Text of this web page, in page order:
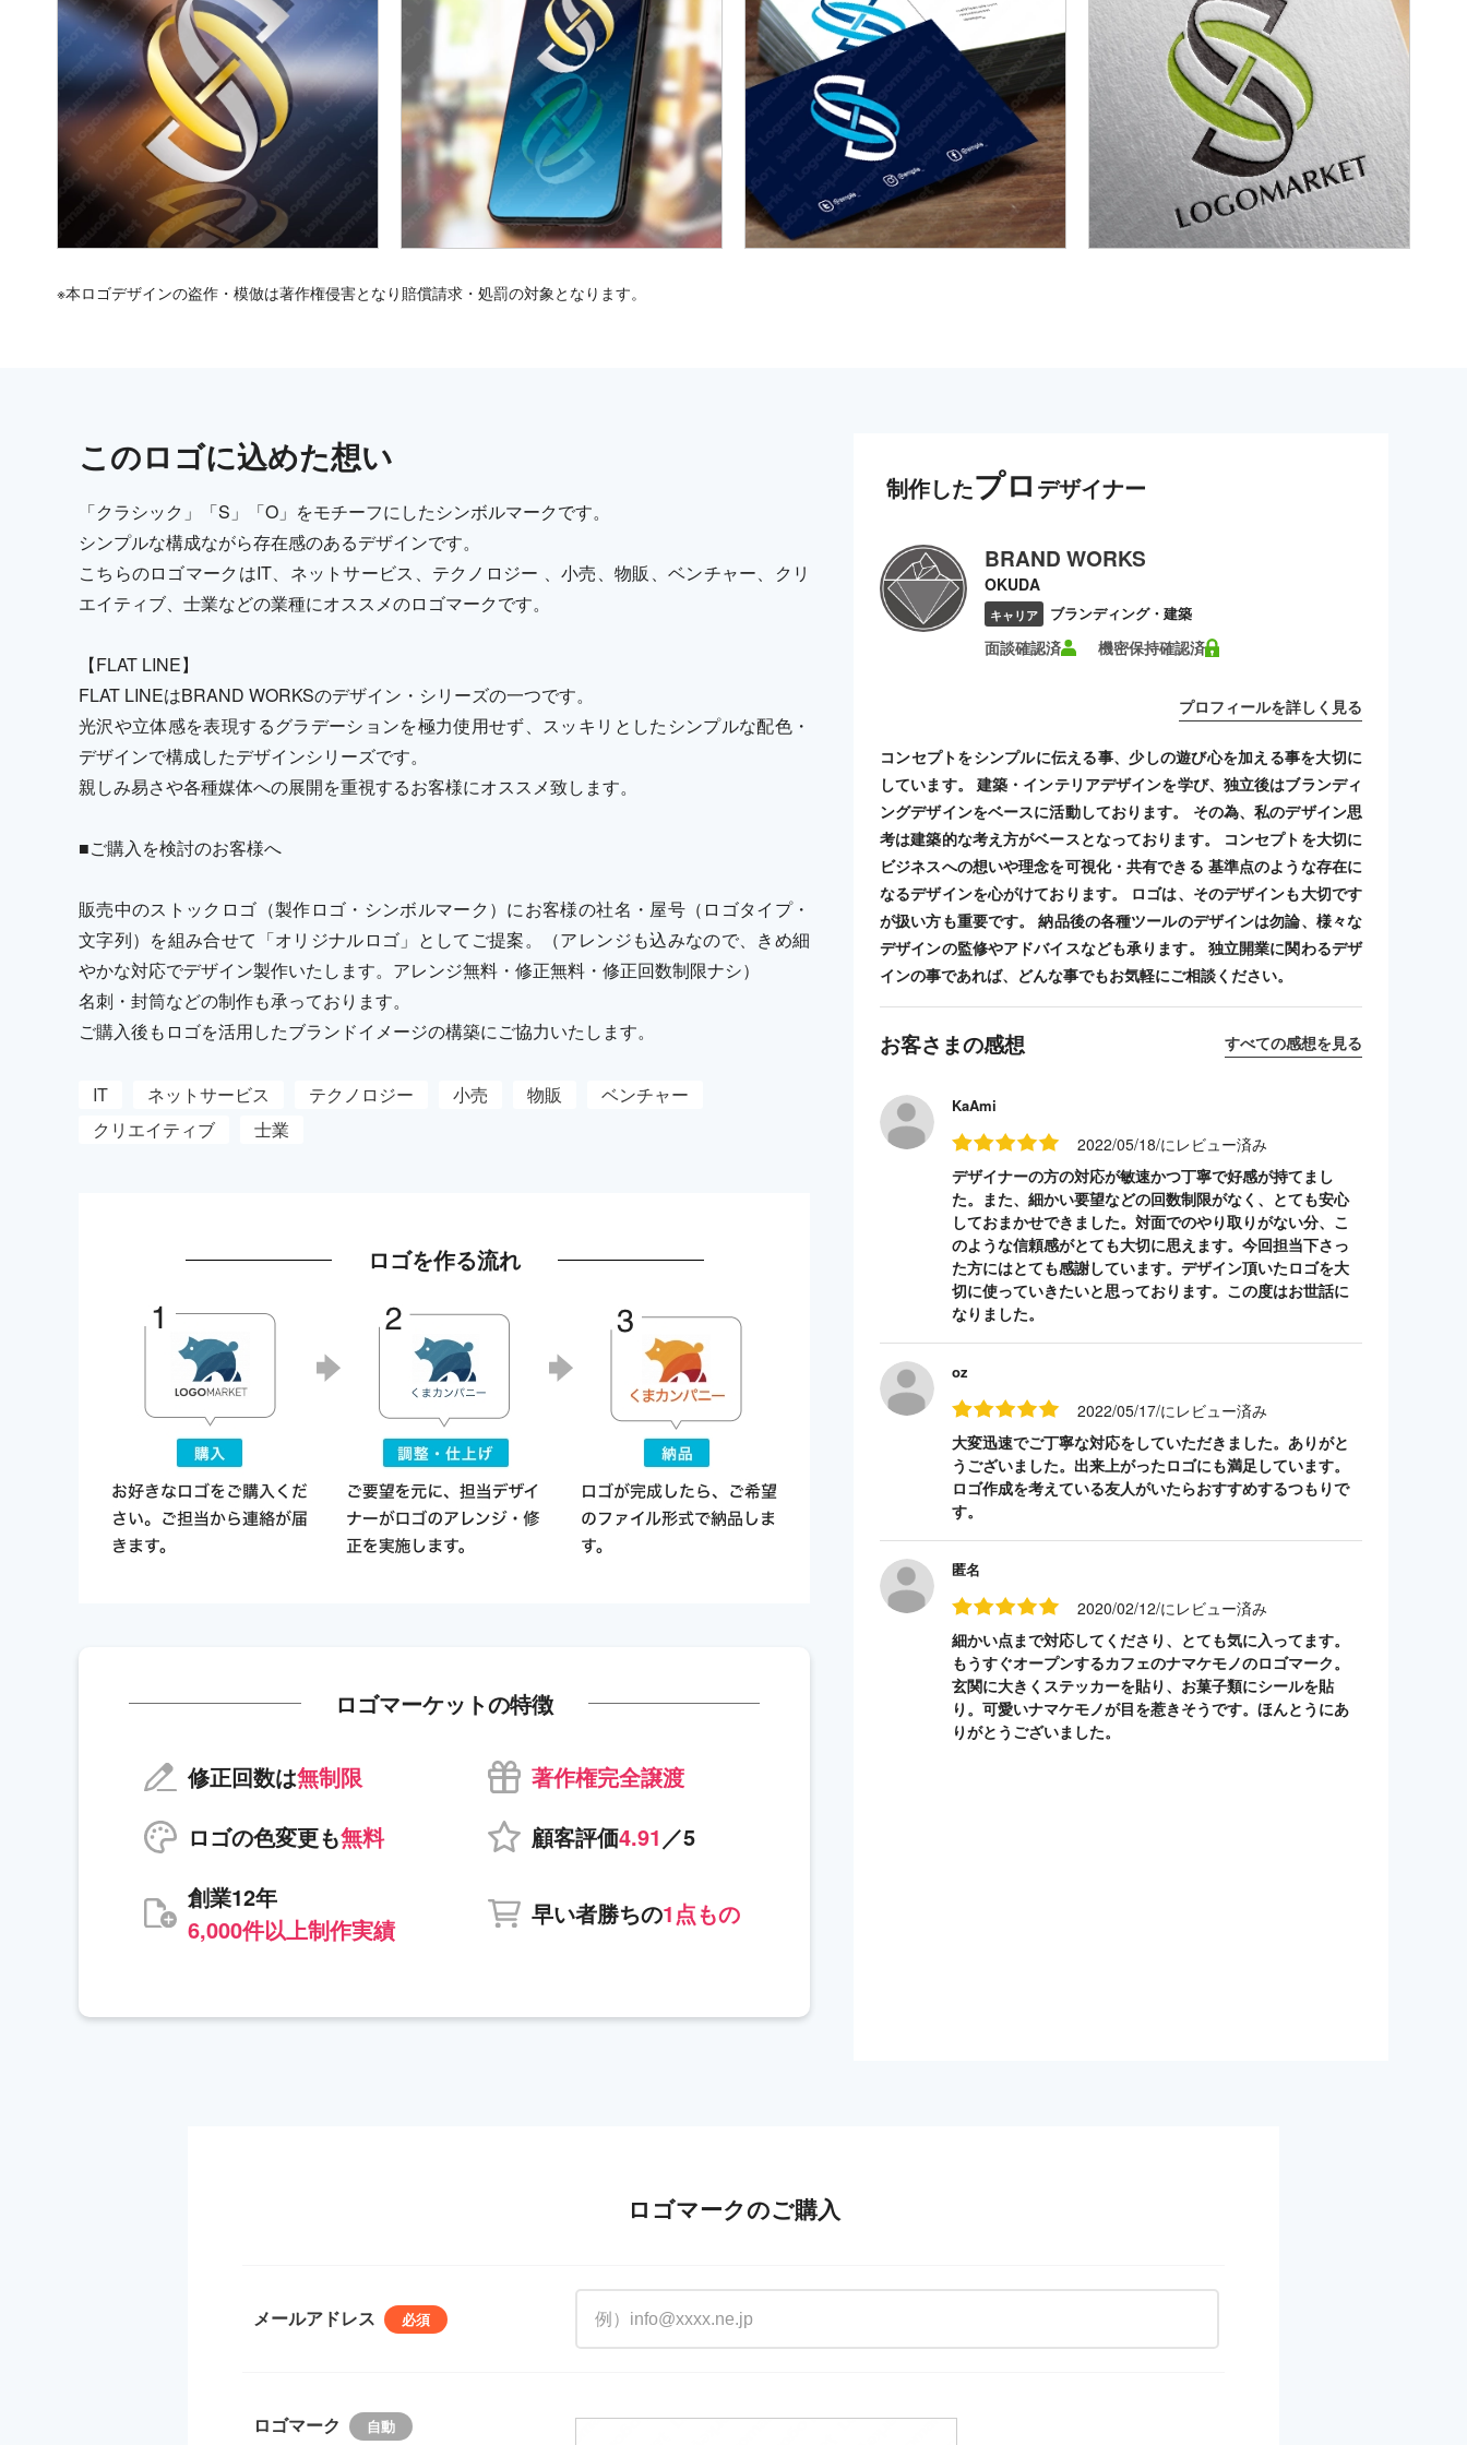
※本ロゴデザインの盗作・模倣は著作権侵害となり賠償請求・処罰の対象となります。
このロゴに込めた想い
「クラシック」「S」「O」をモチーフにしたシンボルマークです。
シンプルな構成ながら存在感のあるデザインです。
こちらのロゴマークはIT、ネットサービス、テクノロジー 、小売、物販、ベンチャー、クリ
エイティブ、士業などの業種にオススメのロゴマークです。
【FLAT LINE】
FLAT LINEはBRAND WORKSのデザイン・シリーズの一つです。
光沢や立体感を表現するグラデーションを極力使用せず、スッキリとしたシンプルな配色・
デザインで構成したデザインシリーズです。
親しみ易さや各種媒体への展開を重視するお客様にオススメ致します。
■ご購入を検討のお客様へ
販売中のストックロゴ（製作ロゴ・シンボルマーク）にお客様の社名・屋号（ロゴタイプ・
文字列）を組み合せて「オリジナルロゴ」としてご提案。（アレンジも込みなので、きめ細
やかな対応でデザイン製作いたします。アレンジ無料・修正無料・修正回数制限ナシ）
名刺・封筒などの制作も承っております。
ご購入後もロゴを活用したブランドイメージの構築にご協力いたします。
IT ネットサービス テクノロジー 小売 物販
ベンチャー
クリエイティブ
士業
ロゴを作る流れ
ロゴマーケットの特徴
修正回数は無制限
著作権完全譲渡
ロゴの色変更も無料 顧客評価4.91 ／5
創業12年
6,000件以上制作実績
早い者勝ちの1点もの
制作したプロ デザイナー
BRAND WORKS
OKUDA
キャリア ブランディング・建築
面談確認済 機密保持確認済
プロフィールを詳しく見る
コンセプトをシンプルに伝える事、少しの遊び心を加える事を大切に
しています。 建築・インテリアデザインを学び、独立後はブランディ
ングデザインをベースに活動しております。 その為、私のデザイン思
考は建築的な考え方がベースとなっております。 コンセプトを大切に
ビジネスへの想いや理念を可視化・共有できる 基準点のような存在に
なるデザインを心がけております。 ロゴは、そのデザインも大切です
が扱い方も重要です。 納品後の各種ツールのデザインは勿論、様々な
デザインの監修やアドバイスなども承ります。 独立開業に関わるデザ
インの事であれば、どんな事でもお気軽にご相談ください。
お客さまの感想 すべての感想を見る
KaAmi
2022/05/18/にレビュー済み
デザイナーの方の対応が敏速かつ丁寧で好感が持てまし
た。また、細かい要望などの回数制限がなく、とても安心
しておまかせできました。対面でのやり取りがない分、こ
のような信頼感がとても大切に思えます。今回担当下さっ
た方にはとても感謝しています。デザイン頂いたロゴを大
切に使っていきたいと思っております。この度はお世話に
なりました。
oz
2022/05/17/にレビュー済み
大変迅速でご丁寧な対応をしていただきました。ありがと
うございました。出来上がったロゴにも満足しています。
ロゴ作成を考えている友人がいたらおすすめするつもりで
す。
匿名
2020/02/12/にレビュー済み
細かい点まで対応してくださり、とても気に入ってます。
もうすぐオープンするカフェのナマケモノのロゴマーク。
玄関に大きくステッカーを貼り、お菓子類にシールを貼
り。可愛いナマケモノが目を惹きそうです。ほんとうにあ
りがとうございました。
ロゴマークのご購入
メールアドレス
ロゴマーク